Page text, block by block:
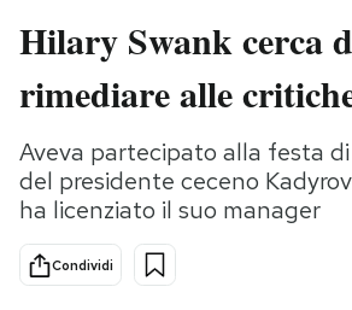
Italia
Politica
Tecnologia
Internet
Scienza
Cultura
Economia
Moda
Ok
Media
Hilary Swank cerca
rimediare alle
Aveva partecipato alla festa
del presidente ceceno
ha licenziato il suo manager
Condividi